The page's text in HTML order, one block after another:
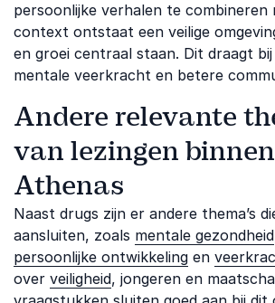
persoonlijke verhalen te combineren
context ontstaat een veilige
en groei centraal staan. Dit draagt
mentale veerkracht en betere
Andere relevante
van lezingen binnen
Athenas
Naast drugs zijn er andere thema’s
aansluiten, zoals mentale gezondheid
persoonlijke ontwikkeling en
over veiligheid, jongeren en